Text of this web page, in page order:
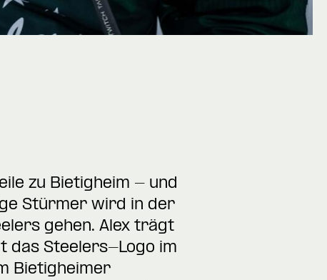
zu Bietigheim - und
Stürmer wird in der
gehen. Alex trägt
das Steelers-Logo im
Bietigheimer